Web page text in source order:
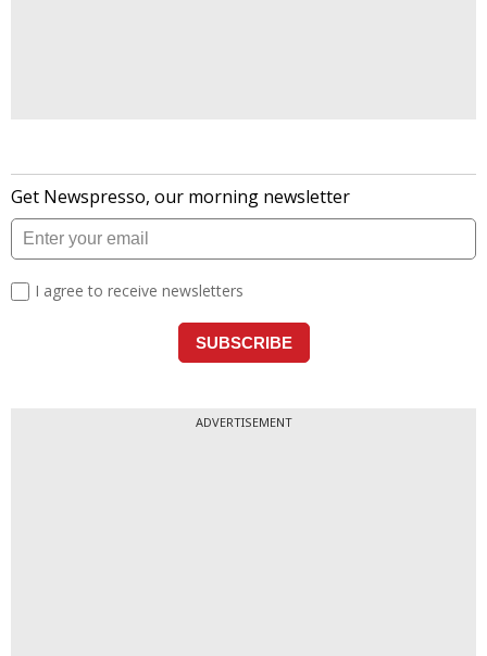
ADVERTISEMENT